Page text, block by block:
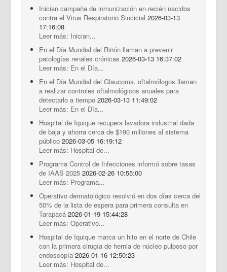
Inician campaña de inmunización en recién nacidos
contra el Virus Respiratorio Sincicial 2026-03-13
17:16:08
Leer más: Inician...
En el Día Mundial del Riñón llaman a prevenir
patologías renales crónicas 2026-03-13 16:37:02
Leer más: En el Día...
En el Día Mundial del Glaucoma, oftalmólogos llaman
a realizar controles oftalmológicos anuales para
detectarlo a tiempo 2026-03-13 11:49:02
Leer más: En el Día...
Hospital de Iquique recupera lavadora industrial dada
de baja y ahorra cerca de $190 millones al sistema
público 2026-03-05 16:19:12
Leer más: Hospital de...
Programa Control de Infecciones informó sobre tasas
de IAAS 2025 2026-02-26 10:55:00
Leer más: Programa...
Operativo dermatológico resolvió en dos días cerca del
50% de la lista de espera para primera consulta en
Tarapacá 2026-01-19 15:44:28
Leer más: Operativo...
Hospital de Iquique marca un hito en el norte de Chile
con la primera cirugía de hernia de núcleo pulposo por
endoscopía 2026-01-16 12:50:23
Leer más: Hospital de...